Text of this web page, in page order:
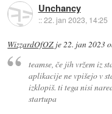
Unchancy
::22. jan 2023, 14:25
WizzardOfOZ je 22. jan 2023
teamse, če jih vržem iz
aplikacije ne vpišejo v
izklopiš. ti tega nisi
startupa